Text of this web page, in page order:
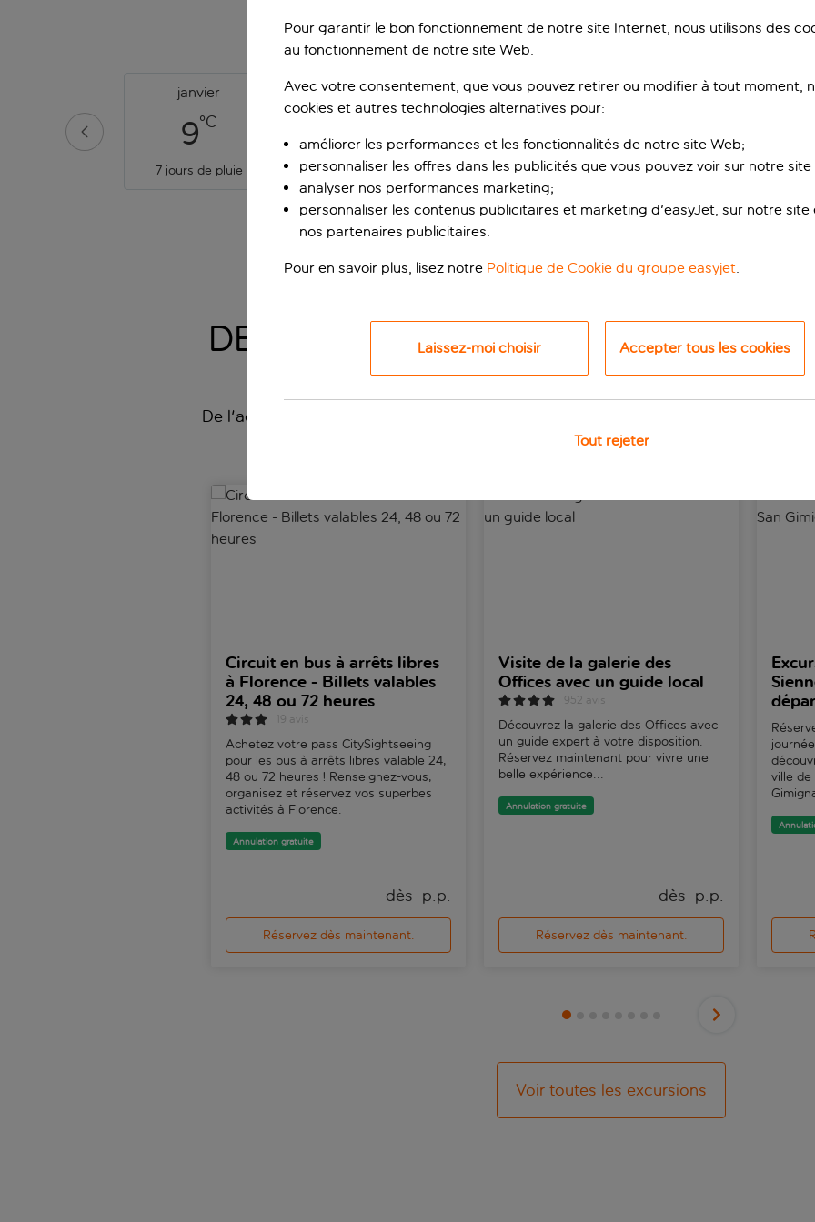
TEMPÉRATURES MOYENNES DE VOTRE
janvier
9°C
7 jours de pluie
février
10
7 jours de pluie
mars
14
7 jours de pluie
avril
18
8 jours de pluie
DES VISITES ET DES ACTIVITÉS
EN TUSCANY
De l'accès prioritaire aux attractions aux excursions d'une journée dans les sites
à ne pas manquer dans Tuscany.
Circuit en bus à arrêts libres à Florence - Billets valables 24, 48 ou 72 heures
Circuit en bus à arrêts libres
à Florence - Billets valables
24, 48 ou 72 heures
19 avis
Achetez votre pass CitySightseeing
pour les bus à arrêts libres valable 24,
48 ou 72 heures ! Renseignez-vous,
organisez et réservez vos superbes
activités à Florence.
Annulation gratuite
dès p.p.
Réservez dès maintenant.
Visite de la galerie des
Offices avec un guide local
952 avis
Découvrez la galerie des Offices avec
un guide expert à votre disposition.
Réservez maintenant pour vivre une
belle expérience...
Annulation gratuite
dès p.p.
Réservez dès maintenant.
ville de
Voir toutes les excursions
Pour garantir le bon fonctionnement de notre site Internet, nous utilisons des
au fonctionnement de notre site Web.
Avec votre consentement, que vous pouvez retirer ou modifier à tout moment,
cookies et autres technologies alternatives pour:
améliorer les performances et les fonctionnalités de notre site Web;
personnaliser les offres dans les publicités que vous pouvez voir sur notre site
analyser nos performances marketing;
personnaliser les contenus publicitaires et marketing d'easyJet, sur notre site
nos partenaires publicitaires.
Pour en savoir plus, lisez notre Politique de Cookie du groupe easyjet.
Laissez-moi choisir Accepter tous les cookies
Tout rejeter